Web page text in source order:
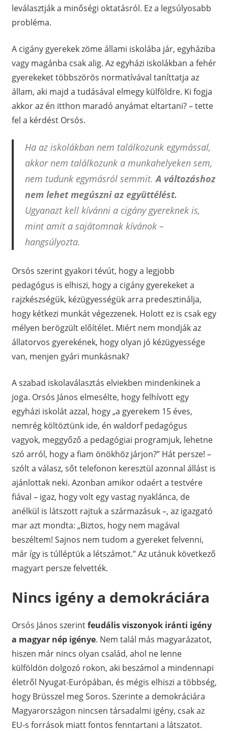
leválasztják a minőségi oktatásról. Ez a legsúlyosabb
probléma.
A cigány gyerekek zöme állami iskolába jár, egyháziba
vagy magánba csak alig. Az egyházi iskolákban a fehér
gyerekeket többszörös normatívával taníttatja az
állam, aki majd a tudásával elmegy külföldre. Ki fogja
akkor az én itthon maradó anyámat eltartani? – tette
fel a kérdést Orsós.
Ha az iskolákban nem találkozunk egymással,
akkor nem találkozunk a munkahelyeken sem,
nem tudunk egymásról semmit.A változáshoz
nem lehet megúszni az együttélést.
Ugyanazt kell kívánni a cigány gyereknek is,
mint amit a sajátomnak kívánok –
hangsúlyozta.
Orsós szerint gyakori tévút, hogy a legjobb
pedagógus is elhiszi, hogy a cigány gyerekeket a
rajzkészségük, kézügyességük arra predesztinálja,
hogy kétkezi munkát végezzenek. Holott ez is csak egy
mélyen berögzült előítélet. Miért nem mondják az
állatorvos gyerekének, hogy olyan jó kézügyessége
van, menjen gyári munkásnak?
A szabad iskolaválasztás elviekben mindenkinek a
joga. Orsós János elmesélte, hogy felhívott egy
egyházi iskolát azzal, hogy „a gyerekem 15 éves,
nemrég költöztünk ide, én waldorf pedagógus
vagyok, meggyőző a pedagógiai programjuk, lehetne
szó arról, hogy a fiam önökhöz járjon?” Hát persze! –
szólt a válasz, sőt telefonon keresztül azonnal állást is
ajánlottak neki. Azonban amikor odaért a testvére
fiával – igaz, hogy volt egy vastag nyaklánca, de
anélkül is látszott rajtuk a származásuk –, az igazgató
mar azt mondta: „Biztos, hogy nem magával
beszéltem! Sajnos nem tudom a gyereket felvenni,
már így is túlléptük a létszámot.” Az utánuk következő
magyart persze felvették.
Nincs igény a demokráciára
Orsós János szerintfeudális viszonyok iránti igény
a magyar nép igénye. Nem talál más magyarázatot,
hiszen már nincs olyan család, ahol ne lenne
külföldön dolgozó rokon, aki beszámol a mindennapi
életről Nyugat-Európában, és mégis elhiszi a többség,
hogy Brüsszel meg Soros. Szerinte a demokráciára
Magyarországon nincsen társadalmi igény, csak az
EU-s források miatt fontos fenntartani a látszatot.